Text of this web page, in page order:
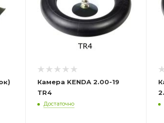
Камера KENDA 2.00-19
TR4
Достаточно